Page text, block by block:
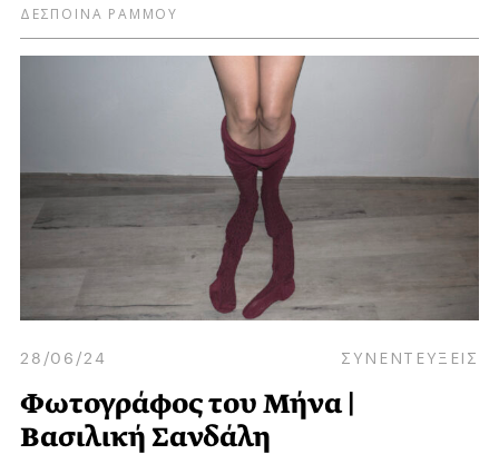
ΔΕΣΠΟΙΝΑ ΡΑΜΜΟΥ
28/06/24 ΣΥΝΕΝΤΕΥΞΕΙΣ
Φωτογράφος του Μήνα |
Βασιλική Σανδάλη